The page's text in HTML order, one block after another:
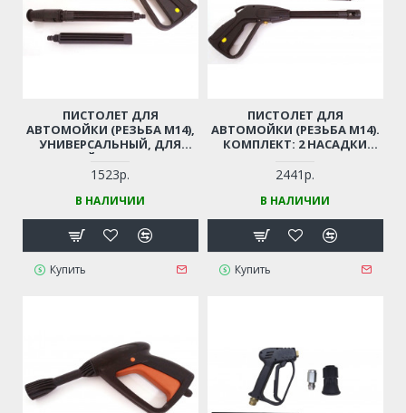
ПИСТОЛЕТ ДЛЯ
АВТОМОЙКИ (РЕЗЬБА М14),
УНИВЕРСАЛЬНЫЙ, ДЛЯ
КИТАЙСКИХ МОЕК
1523р.
В НАЛИЧИИ
Купить
ПИСТОЛЕТ ДЛЯ
АВТОМОЙКИ (РЕЗЬБА М14).
КОМПЛЕКТ: 2 НАСАДКИ
М14)
2441р.
В НАЛИЧИИ
Купить